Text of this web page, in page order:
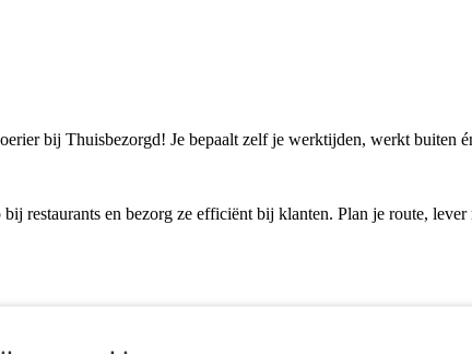
bij Thuisbezorgd! Je bepaalt zelf je werktijden, werkt buiten
restaurants en bezorg ze efficiënt bij klanten. Plan je route,